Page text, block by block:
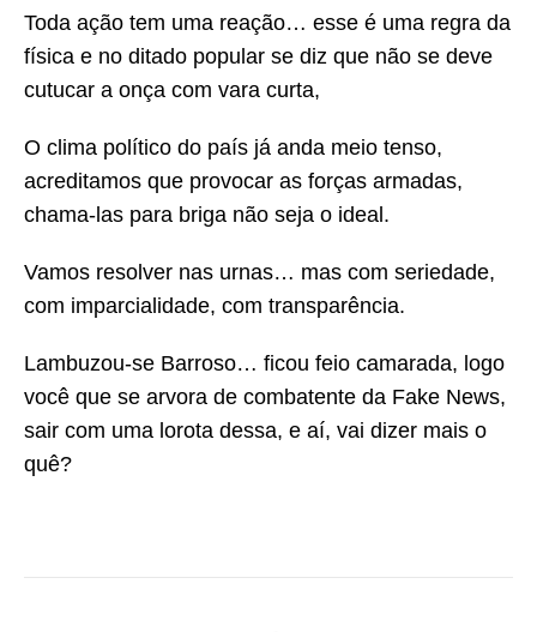
Toda ação tem uma reação… esse é uma regra da
física e no ditado popular se diz que não se deve
cutucar a onça com vara curta,
O clima político do país já anda meio tenso,
acreditamos que provocar as forças armadas,
chama-las para briga não seja o ideal.
Vamos resolver nas urnas… mas com seriedade,
com imparcialidade, com transparência.
Lambuzou-se Barroso… ficou feio camarada, logo
você que se arvora de combatente da Fake News,
sair com uma lorota dessa, e aí, vai dizer mais o
quê?